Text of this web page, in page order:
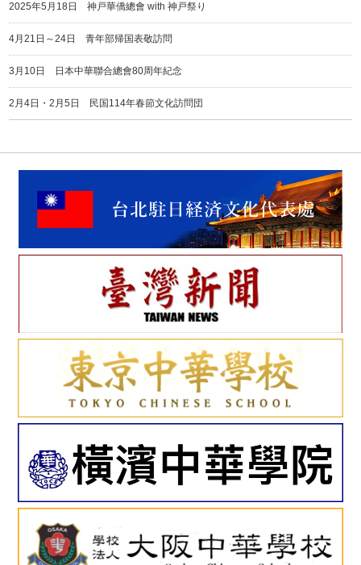
2025年5月18日 神戸華僑總會 with 神戸祭り
4月21日～24日 青年部帰国表敬訪問
3月10日 日本中華聯合總會80周年紀念
2月4日・2月5日 民国114年春節文化訪問団